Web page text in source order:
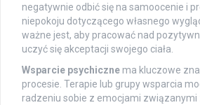
negatywnie odbić się na samoocenie i
niepokoju dotyczącego własnego
ważne jest, aby pracować nad
uczyć się akceptacji swojego ciała.
Wsparcie psychiczne ma kluczowe
procesie. Terapie lub grupy wsparcia
radzeniu sobie z emocjami związanymi